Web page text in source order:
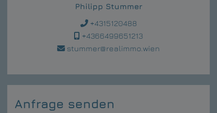
Philipp Stummer
+4315120488
+4366499651213
stummer@realimmo.wien
Anfrage senden